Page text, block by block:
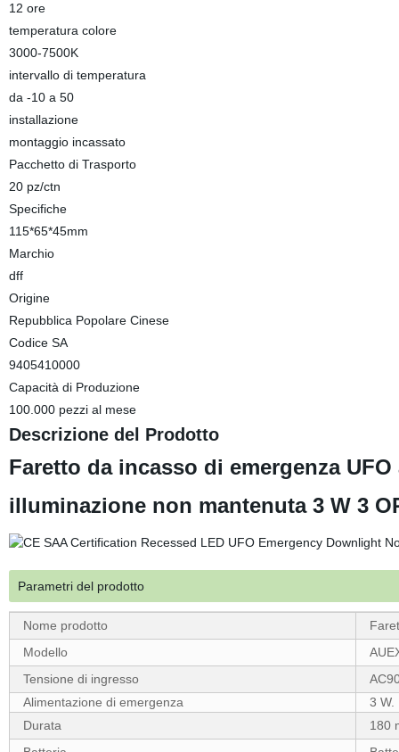
12 ore
temperatura colore
3000-7500K
intervallo di temperatura
da -10 a 50
installazione
montaggio incassato
Pacchetto di Trasporto
20 pz/ctn
Specifiche
115*65*45mm
Marchio
dff
Origine
Repubblica Popolare Cinese
Codice SA
9405410000
Capacità di Produzione
100.000 pezzi al mese
Descrizione del Prodotto
Faretto da incasso di emergenza
illuminazione non mantenuta 3 W 3
Parametri del prodotto
Nome prodotto
Modello
Tensione di ingresso
Alimentazione di emergenza
3 W.
Durata
180